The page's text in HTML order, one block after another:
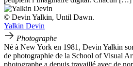
© Devin Yalkin, Until Dawn.
Yalkin Devin
Photographe
Né à New York en 1981, Devin Yalkin
de photographie de la School of Visual
photographe a depuis travaillé avec de